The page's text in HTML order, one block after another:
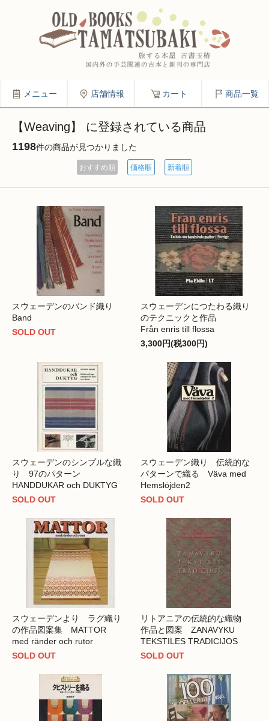
メニュー 店舗情報 カート 商品一覧
【Weaving】 に登録されている商品
1198件の商品が見つかりました
おすすめ順 価格順 新着順
スウェーデンのバンド織り
Band
SOLD OUT
スウェーデンにつたわる織り
のテクニックと作品
Från enris till flossa
3,300円(税300円)
スウェーデンのシンプルな織
り 97のパターン
HANDDUKAR och DUKTYG
SOLD OUT
スウェーデン織り 伝統的な
パターンで織る Väva med
Hemslöjden2
SOLD OUT
スウェーデンより ラグ織り
の作品図案集 MATTOR
med ränder och rutor
SOLD OUT
リトアニアの伝統的な織物
作品と図案 ZANAVYKU
TEKSTILES TRADICIJOS
SOLD OUT